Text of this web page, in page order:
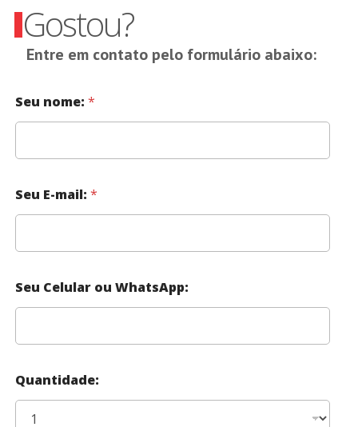
Gostou?
Entre em contato pelo formulário abaixo:
Seu nome: *
Seu E-mail: *
Seu Celular ou WhatsApp:
Quantidade: